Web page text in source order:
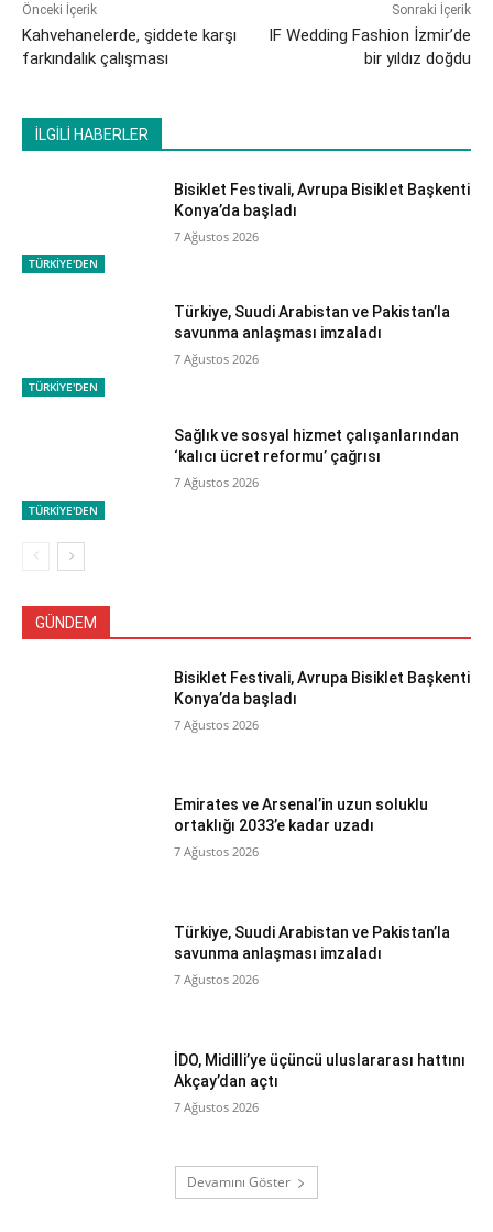
Önceki İçerik
Kahvehanelerde, şiddete karşı
farkındalık çalışması
Sonraki İçerik
IF Wedding Fashion İzmir’de
bir yıldız doğdu
İLGİLİ HABERLER
TÜRKİYE'DEN
Bisiklet Festivali, Avrupa Bisiklet Başkenti
Konya’da başladı
7 Ağustos 2026
TÜRKİYE'DEN
Türkiye, Suudi Arabistan ve Pakistan’la
savunma anlaşması imzaladı
7 Ağustos 2026
TÜRKİYE'DEN
Sağlık ve sosyal hizmet çalışanlarından
‘kalıcı ücret reformu’ çağrısı
7 Ağustos 2026
GÜNDEM
Bisiklet Festivali, Avrupa Bisiklet Başkenti
Konya’da başladı
7 Ağustos 2026
Emirates ve Arsenal’in uzun soluklu
ortaklığı 2033’e kadar uzadı
7 Ağustos 2026
Türkiye, Suudi Arabistan ve Pakistan’la
savunma anlaşması imzaladı
7 Ağustos 2026
İDO, Midilli’ye üçüncü uluslararası hattını
Akçay’dan açtı
7 Ağustos 2026
Devamını Göster